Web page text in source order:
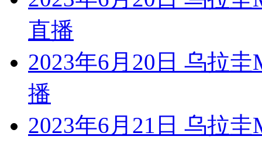
直播
2023年6月20日 乌拉
播
2023年6月21日 乌拉